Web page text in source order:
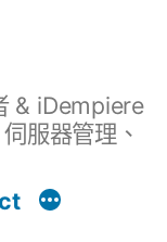
& iDempiere
服器管理、